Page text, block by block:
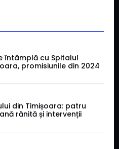
întâmplă cu Spitalul
promisiunile din 2024
din Timișoara: patru
rănită și intervenții